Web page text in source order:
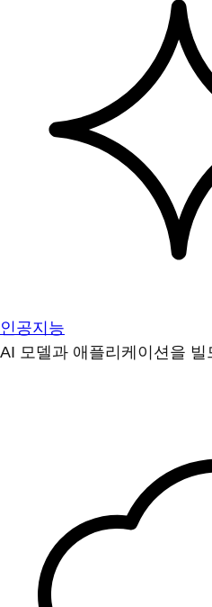
인공지능
AI 모델과 애플리케이션을